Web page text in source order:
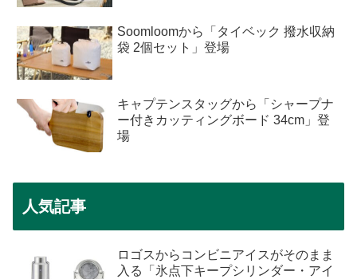
Soomloomから「タイベック 撥水収納
袋 2個セット」登場
キャプテンスタッグから「シャープナ
ー付きカッティングボード 34cm」登
場
人気記事
ロゴスからコンビニアイスがそのまま
入る「氷点下キープシリンダー・アイ